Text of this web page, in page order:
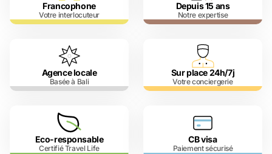
Francophone
Votre interlocuteur
Depuis 15 ans
Notre expertise
Agence locale
Basée à Bali
Sur place 24h/7j
Votre conciergerie
Eco-responsable
Certifié Travel Life
CB visa
Paiement sécurisé